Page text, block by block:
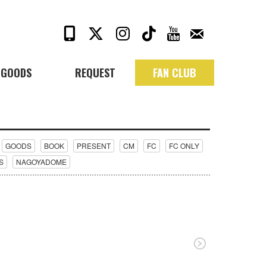
GOODS REQUEST FAN CLUB
GOODS BOOK PRESENT CM FC
FC ONLY
NAGOYADOME